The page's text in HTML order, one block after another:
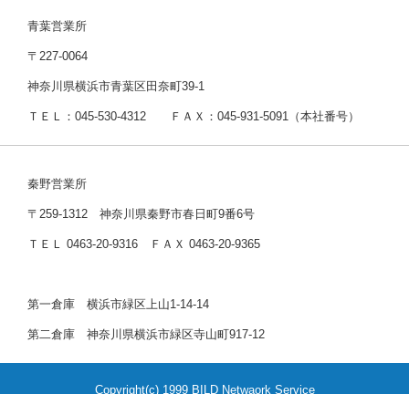
青葉営業所
〒227-0064
神奈川県横浜市青葉区田奈町39-1
ＴＥＬ：045-530-4312 ＦＡＸ：045-931-5091（本社番号）
秦野営業所
〒259-1312 神奈川県秦野市春日町9番6号
ＴＥＬ 0463-20-9316 ＦＡＸ 0463-20-9365
第一倉庫 横浜市緑区上山1-14-14
第二倉庫 神奈川県横浜市緑区寺山町917-12
Copyright(c) 1999 BILD Netwaork Service